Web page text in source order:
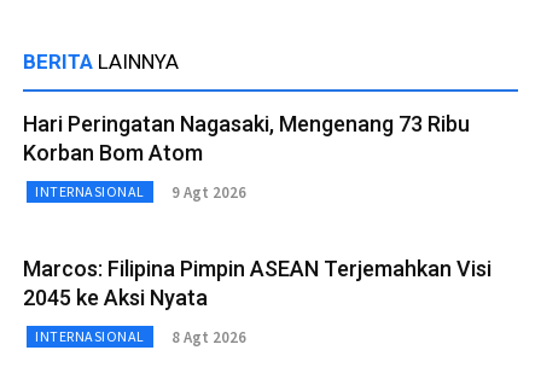
BERITA LAINNYA
Hari Peringatan Nagasaki, Mengenang 73 Ribu
Korban Bom Atom
INTERNASIONAL 9 Agt 2026
Marcos: Filipina Pimpin ASEAN Terjemahkan Visi
2045 ke Aksi Nyata
INTERNASIONAL 8 Agt 2026